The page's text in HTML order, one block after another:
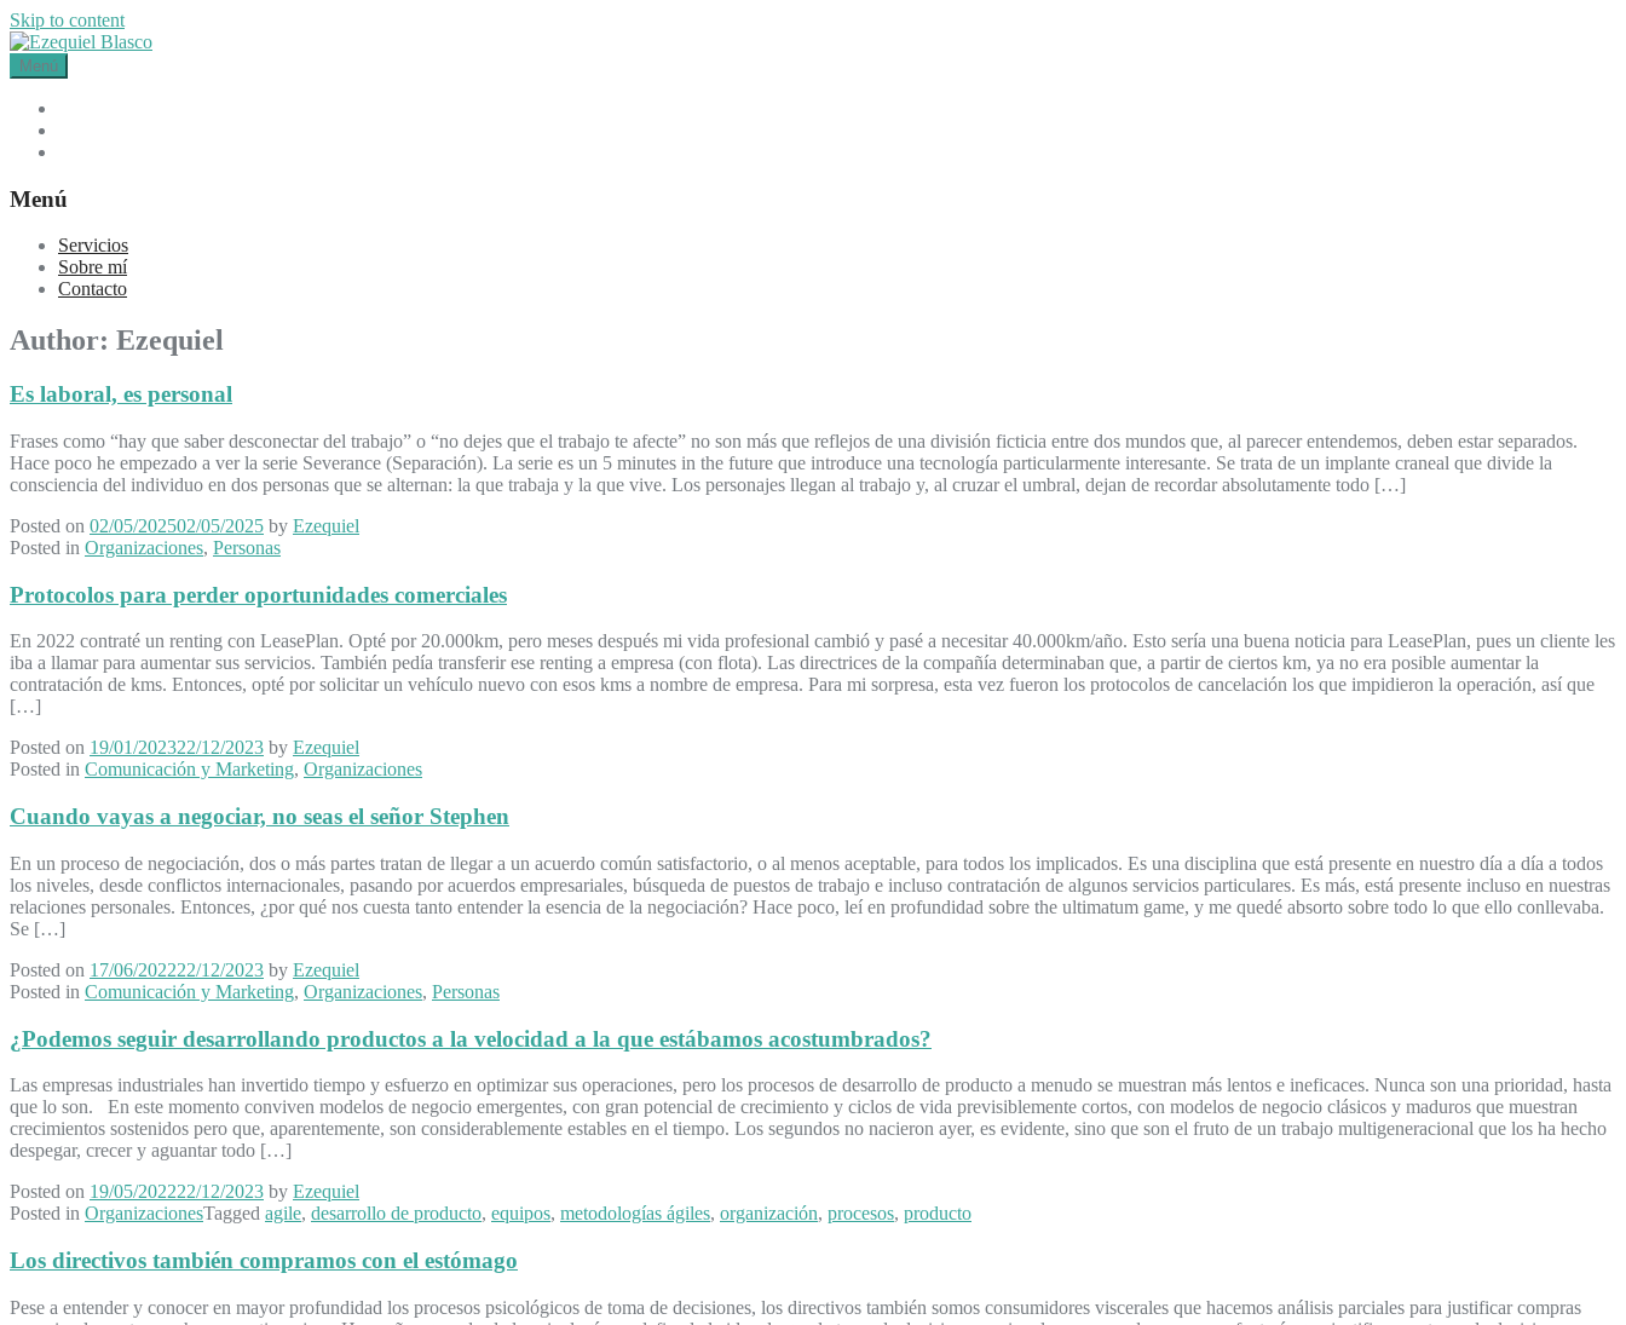
Skip to content
Menú
Menú
Servicios
Sobre mí
Contacto
Author: Ezequiel
Es laboral, es personal
Frases como “hay que saber desconectar del trabajo” o “no dejes que el trabajo te afecte” no son más que reflejos de una división ficticia entre dos mundos que, al parecer entendemos, deben estar separados.
Hace poco he empezado a ver la serie Severance (Separación). La serie es un 5 minutes in the future que introduce una tecnología particularmente interesante. Se trata de un implante craneal que divide la
consciencia del individuo en dos personas que se alternan: la que trabaja y la que vive. Los personajes llegan al trabajo y, al cruzar el umbral, dejan de recordar absolutamente todo […]
Posted on 02/05/202502/05/2025 by Ezequiel
Posted in Organizaciones, Personas
Protocolos para perder oportunidades comerciales
En 2022 contraté un renting con LeasePlan. Opté por 20.000km, pero meses después mi vida profesional cambió y pasé a necesitar 40.000km/año. Esto sería una buena noticia para LeasePlan, pues un cliente les
iba a llamar para aumentar sus servicios. También pedía transferir ese renting a empresa (con flota). Las directrices de la compañía determinaban que, a partir de ciertos km, ya no era posible aumentar la
contratación de kms. Entonces, opté por solicitar un vehículo nuevo con esos kms a nombre de empresa. Para mi sorpresa, esta vez fueron los protocolos de cancelación los que impidieron la operación, así que
[…]
Posted on 19/01/202322/12/2023 by Ezequiel
Posted in Comunicación y Marketing, Organizaciones
Cuando vayas a negociar, no seas el señor Stephen
En un proceso de negociación, dos o más partes tratan de llegar a un acuerdo común satisfactorio, o al menos aceptable, para todos los implicados. Es una disciplina que está presente en nuestro día a día a todos
los niveles, desde conflictos internacionales, pasando por acuerdos empresariales, búsqueda de puestos de trabajo e incluso contratación de algunos servicios particulares. Es más, está presente incluso en nuestras
relaciones personales. Entonces, ¿por qué nos cuesta tanto entender la esencia de la negociación? Hace poco, leí en profundidad sobre the ultimatum game, y me quedé absorto sobre todo lo que ello conllevaba.
Se […]
Posted on 17/06/202222/12/2023 by Ezequiel
Posted in Comunicación y Marketing, Organizaciones, Personas
¿Podemos seguir desarrollando productos a la velocidad a la que estábamos acostumbrados?
Las empresas industriales han invertido tiempo y esfuerzo en optimizar sus operaciones, pero los procesos de desarrollo de producto a menudo se muestran más lentos e ineficaces. Nunca son una prioridad, hasta
que lo son. En este momento conviven modelos de negocio emergentes, con gran potencial de crecimiento y ciclos de vida previsiblemente cortos, con modelos de negocio clásicos y maduros que muestran
crecimientos sostenidos pero que, aparentemente, son considerablemente estables en el tiempo. Los segundos no nacieron ayer, es evidente, sino que son el fruto de un trabajo multigeneracional que los ha hecho
despegar, crecer y aguantar todo […]
Posted on 19/05/202222/12/2023 by Ezequiel
Posted in OrganizacionesTagged agile, desarrollo de producto, equipos, metodologías ágiles, organización, procesos, producto
Los directivos también compramos con el estómago
Pese a entender y conocer en mayor profundidad los procesos psicológicos de toma de decisiones, los directivos también somos consumidores viscerales que hacemos análisis parciales para justificar compras